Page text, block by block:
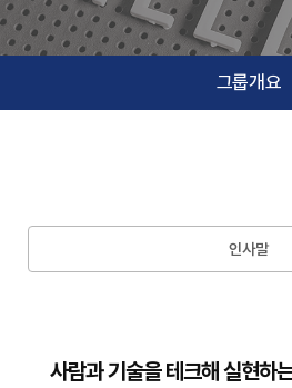
그룹개요
인사말
사람과 기술을 테크해 실현하